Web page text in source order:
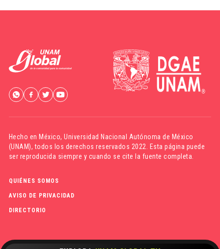
Hecho en México,Universidad Nacional Autónoma de México
(UNAM), todos los derechos reservados 2022. Esta página puede
ser reproducida siempre y cuando se cite la fuente completa.
QUIÉNES SOMOS
AVISO DE PRIVACIDAD
DIRECTORIO